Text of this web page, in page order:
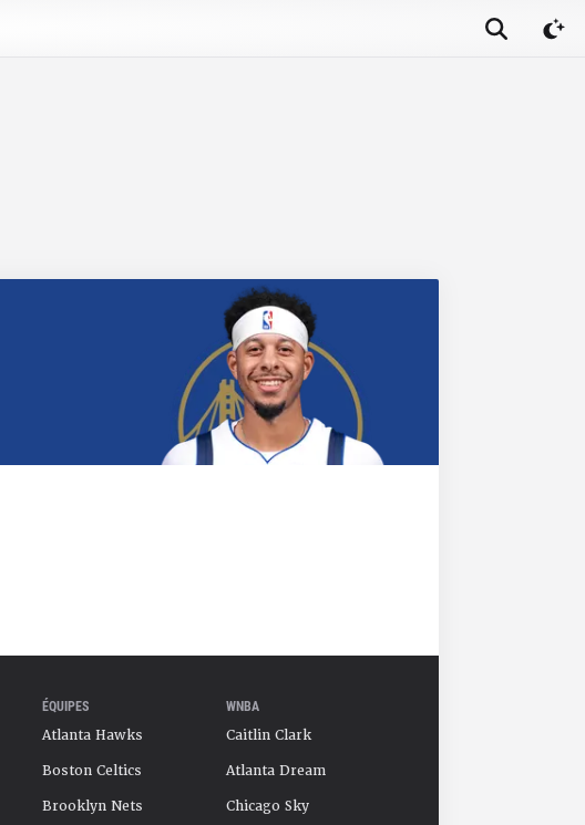
ÉQUIPES
Atlanta Hawks
Boston Celtics
Brooklyn Nets
WNBA
Caitlin Clark
Atlanta Dream
Chicago Sky